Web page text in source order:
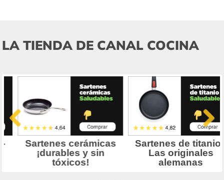
LA TIENDA DE CANAL COCINA